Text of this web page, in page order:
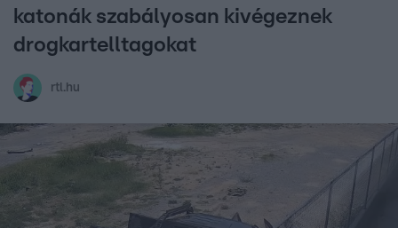
katonák szabályosan kivégeznek
drogkartelltagokat
rtl.hu